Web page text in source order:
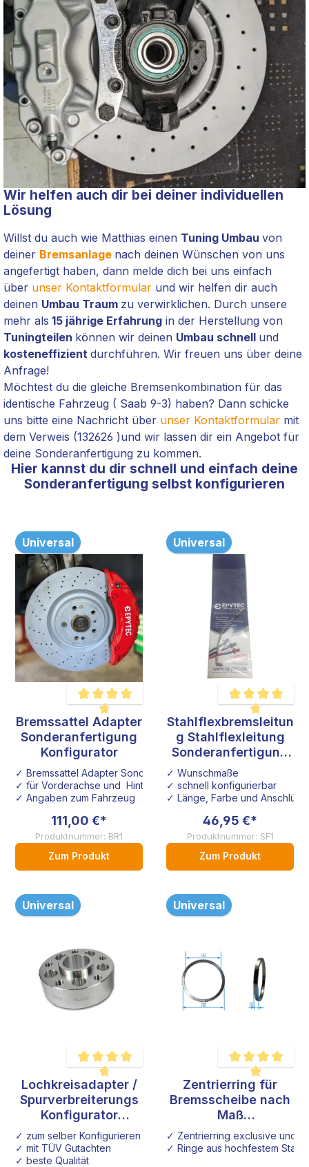
Wir helfen auch dir bei deiner individuellen
Lösung
Willst du auch wie Matthias einen Tuning Umbau von
deiner Bremsanlage nach deinen Wünschen von uns
angefertigt haben, dann melde dich bei uns einfach
über unser Kontaktformular und wir helfen dir auch
deinen Umbau Traum zu verwirklichen. Durch unsere
mehr als 15 jährige Erfahrung in der Herstellung von
Tuningteilen können wir deinen Umbau schnell und
kosteneffizient durchführen. Wir freuen uns über deine
Anfrage!
Möchtest du die gleiche Bremsenkombination für das
identische Fahrzeug ( Saab 9-3) haben? Dann schicke
uns bitte eine Nachricht über unser Kontaktformular mit
dem Verweis (132626 )und wir lassen dir ein Angebot für
deine Sonderanfertigung zu kommen.
Hier kannst du dir schnell und einfach deine
Sonderanfertigung selbst konfigurieren
Universal
Durchschnittliche Bewertung von 4.6 von 5 Sternen
Bremssattel Adapter
Sonderanfertigung
Konfigurator
✓ Bremssattel Adapter Sonderanfertigung
✓ für Vorderachse und Hinterachse
✓ Angaben zum Fahrzeug
111,00 €*
Produktnummer: BR1
Zum Produkt
Universal
Durchschnittliche
Stahlflexbremsleitun
g Stahlflexleitung
Sonderanfertigung
Konfigurator
✓ Wunschmaße
✓ schnell konfigurierbar
✓ Länge, Farbe und
46,95 €*
Produktnummer: SF1
Zum Produkt
Universal
Durchschnittliche Bewertung von 4.8 von 5 Sternen
Lochkreisadapter /
Spurverbreiterungs
Konfigurator
Sonderanfertigung
✓ zum selber Konfigurieren
✓ mit TÜV Gutachten
✓ beste Qualität
Universal
Durchschnittliche
Zentrierring für
Bremsscheibe nach
Maß
Sonderanfertigung
Audi VW Seat Opel
✓ Zentrierring exclusive und
✓ Ringe aus hochfestem Stahl